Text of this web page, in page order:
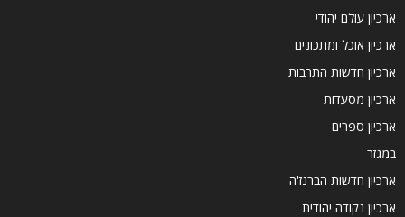
ארכיון עולם יהודי
ארכיון אוכל ומתכונים
ארכיון חדשות התרבות
ארכיון מסעדות
ארכיון ספרים
במגזר
ארכיון חדשות הברנז'ה
ארכיון נקודה יהודית